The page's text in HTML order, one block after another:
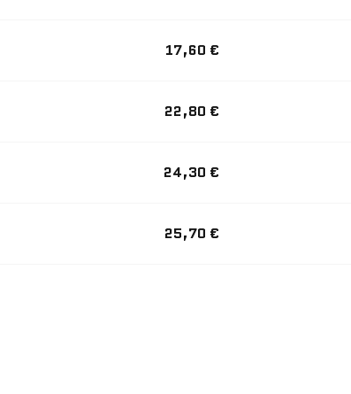
17,60 €
22,80 €
24,30 €
25,70 €